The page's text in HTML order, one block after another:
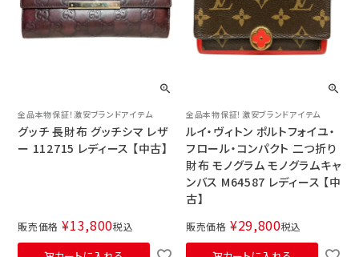
全品本物保証！激安ブランドアイテム
グッチ 長財布 グッチシマ レザ
ー 112715 レディース 【中古】
販売価格 ¥13,800税込
全品本物保証！激安ブランドアイテム
ルイ・ヴィトン ポルトフォイユ・
フロール・コンパクト 二つ折り
財布 モノグラム モノグラムキャ
ンバス M64587 レディース 【中
古】
販売価格 ¥29,800税込